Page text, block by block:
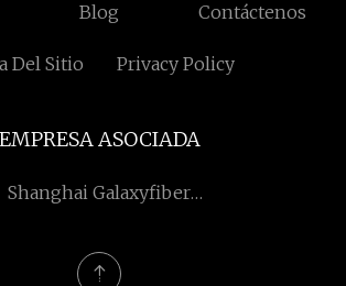
Blog Contáctenos
Del Sitio Privacy Policy
EMPRESA ASOCIADA
Shanghai Galaxyfiber